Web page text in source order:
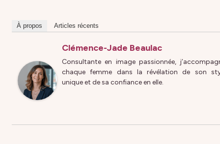
À propos Articles récents
Clémence-Jade Beaulac
Consultante en image passionnée,
chaque femme dans la révélation de son
unique et de sa confiance en elle.